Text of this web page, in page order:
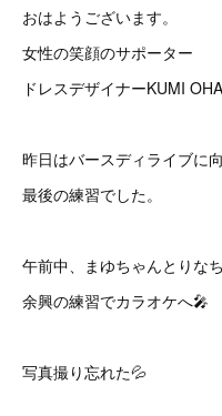
おはようございます。
女性の笑顔のサポーター
ドレスデザイナーKUMI
昨日はバースディライブに
最後の練習でした。
午前中、まゆちゃんとりな
余興の練習でカラオケへ🎤
写真撮り忘れた💦